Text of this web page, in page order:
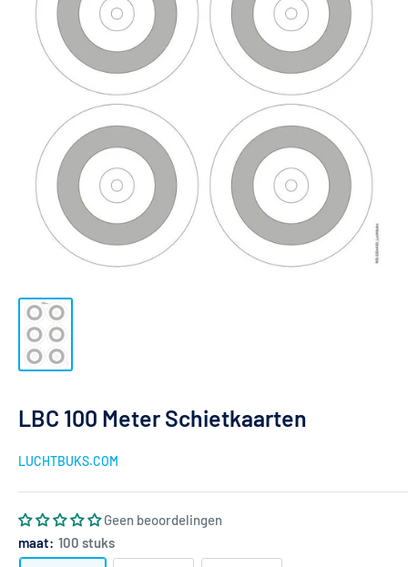
LBC 100 Meter Schietkaarten
LUCHTBUKS.COM
Geen beoordelingen
maat: 100 stuks